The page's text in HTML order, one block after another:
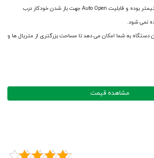
سایز صفحه آن40*60 سانتیمتر بوده و قابلیت Auto Open جهت باز شدن خودکار درب
نمی شود.
دستگاه به شما امکان می دهد تا مساحت بزرگتری از متریال ها و
مشاهده قیمت